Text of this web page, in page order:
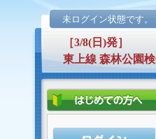
未ログイン状態です。
［3/8(日)発］
東上線 森林公園